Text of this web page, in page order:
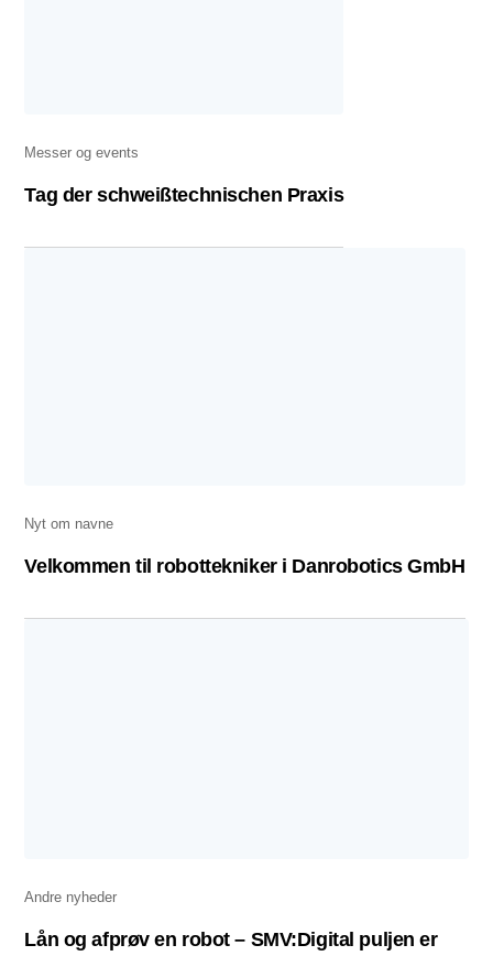
Messer og events
Tag der schweißtechnischen Praxis
Nyt om navne
Velkommen til robottekniker i Danrobotics GmbH
Andre nyheder
Lån og afprøv en robot – SMV:Digital puljen er